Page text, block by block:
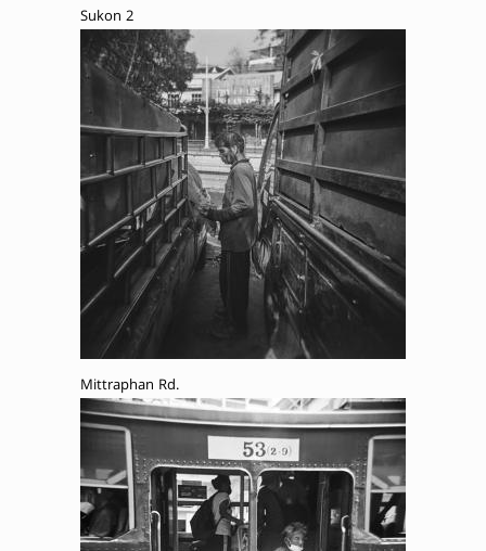
Sukon 2
Mittraphan Rd.